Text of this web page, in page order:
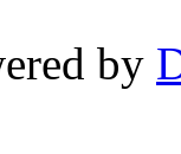
by